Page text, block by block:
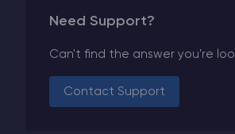
Need Support?
Can't find the answer you're
Contact Support